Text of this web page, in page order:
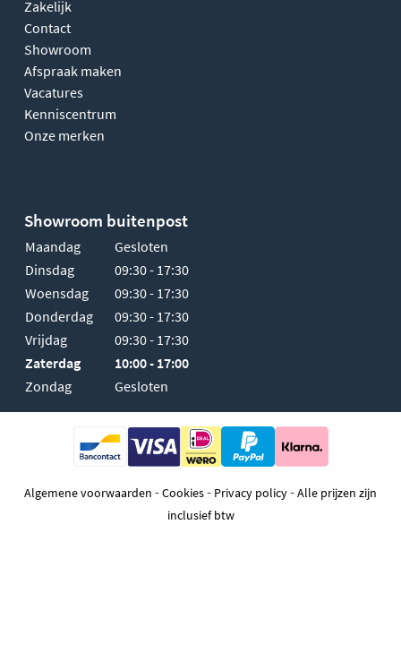
Zakelijk
Contact
Showroom
Afspraak maken
Vacatures
Kenniscentrum
Onze merken
Showroom buitenpost
Maandag
Gesloten
Dinsdag
09:30 - 17:30
Woensdag
09:30 - 17:30
Donderdag
09:30 - 17:30
Vrijdag
09:30 - 17:30
Zaterdag
10:00 - 17:00
Zondag
Gesloten
Algemene voorwaarden -Cookies- Privacy policy-Alle prijzen zijn
inclusief btw